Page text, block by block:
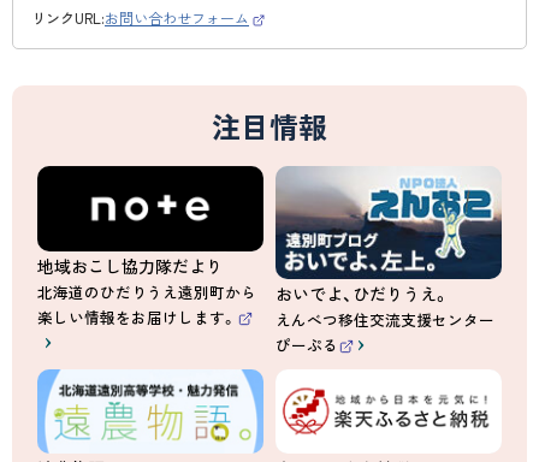
リンクURL:お問い合わせフォーム
外
イ
）
注目情報
地域おこし協力隊だより
北海道のひだりうえ遠別町から
楽しい情報をお届けします。
部
サ
イ
）
おいでよ、ひだりうえ。
えんべつ移住交流支援センター
ぴーぷる
（
部
サ
イ
ト